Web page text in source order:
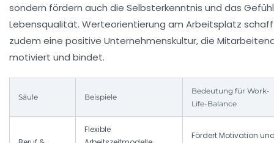
sondern fördern auch die Selbsterkenntnis und das
Lebensqualität. Werteorientierung am Arbeitsplatz
zudem eine positive Unternehmenskultur, die
motiviert und bindet.
Säule Beispiele
Bedeutung für Work-
Life-Balance
Flexible
Fördert Motivation